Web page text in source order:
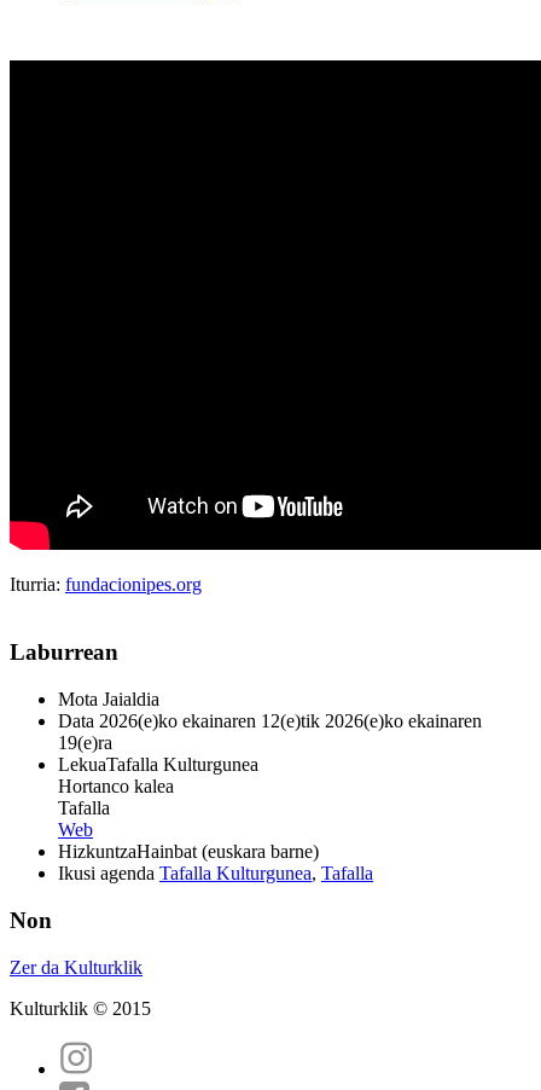
Iturria: fundacionipes.org
Laburrean
Mota Jaialdia
Data 2026(e)ko ekainaren 12(e)tik 2026(e)ko ekainaren
19(e)ra
LekuaTafalla Kulturgunea
Hortanco kalea
Tafalla
Web
HizkuntzaHainbat (euskara barne)
Ikusi agenda Tafalla Kulturgunea, Tafalla
Non
Zer da Kulturklik
Kulturklik © 2015